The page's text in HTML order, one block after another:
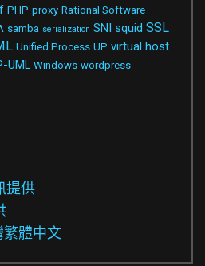
PHP proxy Rational Software
samba serialization SNI squid SSL
Unified Process UP virtual host
UML Windows wordpress
提供
繁體中文